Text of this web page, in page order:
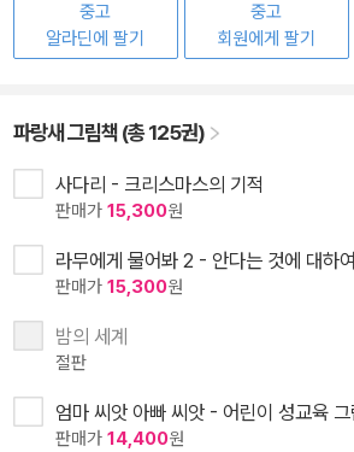
중고
알라딘에 팔기
중고
회원에게 팔기
파랑새 그림책 (총 125권)
사다리 - 크리스마스의 기적
판매가 15,300원
라무에게 물어봐 2 - 안다는 것에 대하여
판매가 15,300원
밤의 세계
절판
엄마 씨앗 아빠 씨앗 - 어린이 성교육 그
판매가 14,400원